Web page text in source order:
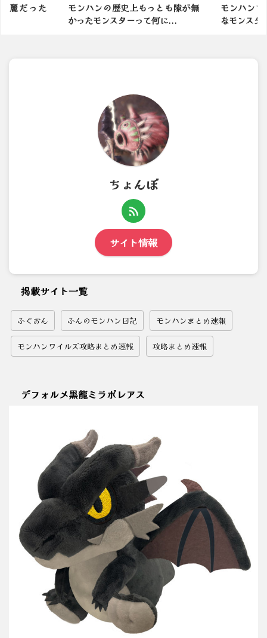
麗だった
モンハンの歴史上もっとも隙が無
かったモンスターって何に...
モンハン
なモンスタ
ちょんぼ
サイト情報
掲載サイト一覧
ふぐおん ふんのモンハン日記 モンハンまとめ速報
モンハンワイルズ攻略まとめ速報 攻略まとめ速報
デフォルメ黒龍ミラボレアス